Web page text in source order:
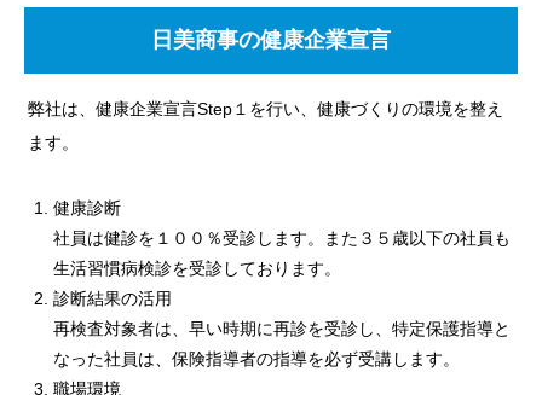
日美商事の健康企業宣言
弊社は、健康企業宣言Step１を行い、健康づくりの環境を整え
ます。
健康診断
社員は健診を１００％受診します。また３５歳以下の社員も
生活習慣病検診を受診しております。
診断結果の活用
再検査対象者は、早い時期に再診を受診し、特定保護指導と
なった社員は、保険指導者の指導を必ず受講します。
職場環境